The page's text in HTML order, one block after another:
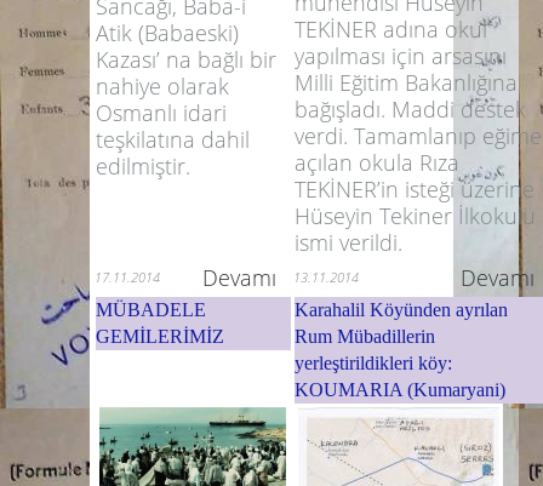
Sancağı, Baba-i
Atik (Babaeski)
Kazası’ na bağlı bir
nahiye olarak
Osmanlı idari
teşkilatına dahil
edilmiştir.
TEKİNER adına okul
yapılması için arsasını
Milli Eğitim Bakanlığına
bağışladı. Maddi destek
verdi. Tamamlanıp eğime
açılan okula Rıza
TEKİNER’in isteği üzerine
Hüseyin Tekiner İlkokulu
ismi verildi.
17.11.2014 Devamı 13.11.2014 Devamı
MÜBADELE
GEMİLERİMİZ
Karahalil Köyünden ayrılan
Rum Mübadillerin
yerleştirildikleri köy:
KOUMARIA (Kumaryani)